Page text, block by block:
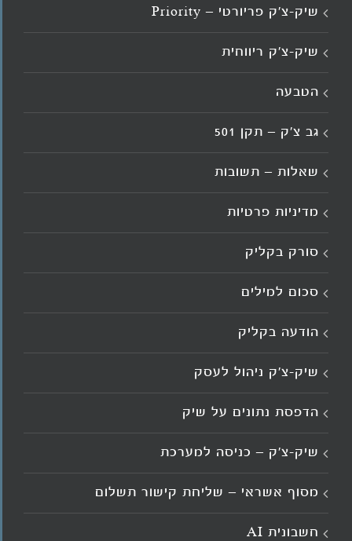
שיק-צ'ק פריורטי – Priority
שיק-צ'ק ריווחית
הטבעה
גב צ’ק – תקן 501
שאלות – תשובות
מדיניות פרטיות
סורק בקליק
סכום למילים
הודעה בקליק
שיק-צ'ק ניהול לעסק
הדפסת נתונים על שיק
שיק-צ'ק – כניסה למערכת
מסוף אשראי – שליחת קישור תשלום
חשבונית AI